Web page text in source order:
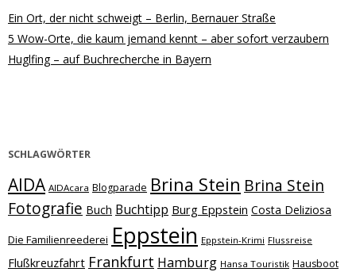
Ein Ort, der nicht schweigt – Berlin, Bernauer Straße
5 Wow-Orte, die kaum jemand kennt – aber sofort verzaubern
Huglfing – auf Buchrecherche in Bayern
SCHLAGWÖRTER
AIDA AIDAcara Blogparade Brina Stein Brina Stein
Fotografie Buch Buchtipp Burg Eppstein Costa Deliziosa
Die Familienreederei Eppstein Eppstein-Krimi Flussreise
Flußkreuzfahrt Frankfurt Hamburg Hansa Touristik Hausboot